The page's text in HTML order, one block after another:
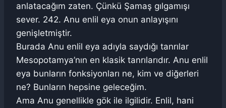
anlatacağım zaten. Çünkü Şamaş gılgamışı
sever. 242. Anu enlil eya onun anlayışını
genişletmiştir.
Burada Anu enlil eya adıyla saydığı tanrılar
Mesopotamya’nın en klasik tanrılarıdır. Anu enlil
eya bunların fonksiyonları ne, kim ve diğerleri
ne? Bunların hepsine geleceğim.
Ama Anu genellikle gök ile ilgilidir. Enlil, hani